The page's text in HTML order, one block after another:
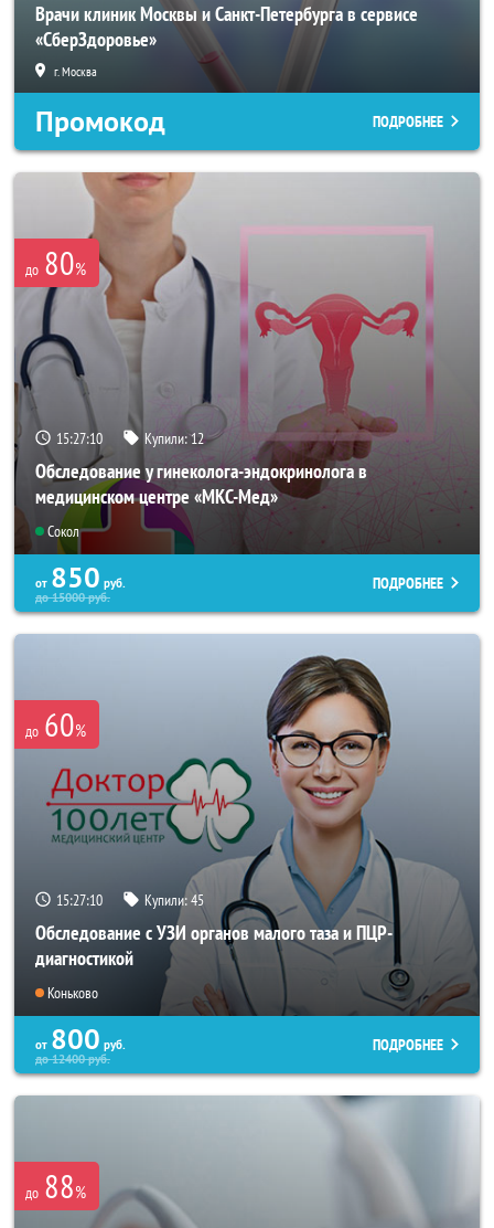
Врачи клиник Москвы и Санкт-Петербурга в сервисе
«СберЗдоровье»
г. Москва
Промокод ПОДРОБНЕЕ
до 80%
15:27:10 Купили:12
Обследование у гинеколога-эндокринолога в
медицинском центре «МКС-Мед»
Сокол
от 850 руб.
до15000руб.
ПОДРОБНЕЕ
до 60%
15:27:10 Купили:45
Обследование с УЗИ органов малого таза и ПЦР-
диагностикой
Коньково
от 800 руб.
до12400руб.
ПОДРОБНЕЕ
до 88%